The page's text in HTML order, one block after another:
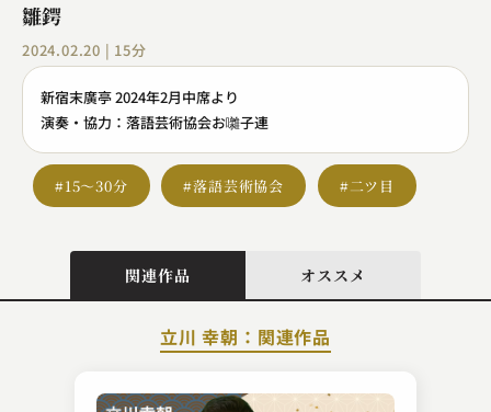
雛鍔
2024.02.20 | 15分
新宿末廣亭 2024年2月中席より
演奏・協力：落語芸術協会お囃子連
#15～30分 #落語芸術協会 #二ツ目
関連作品 オススメ
立川 幸朝：関連作品